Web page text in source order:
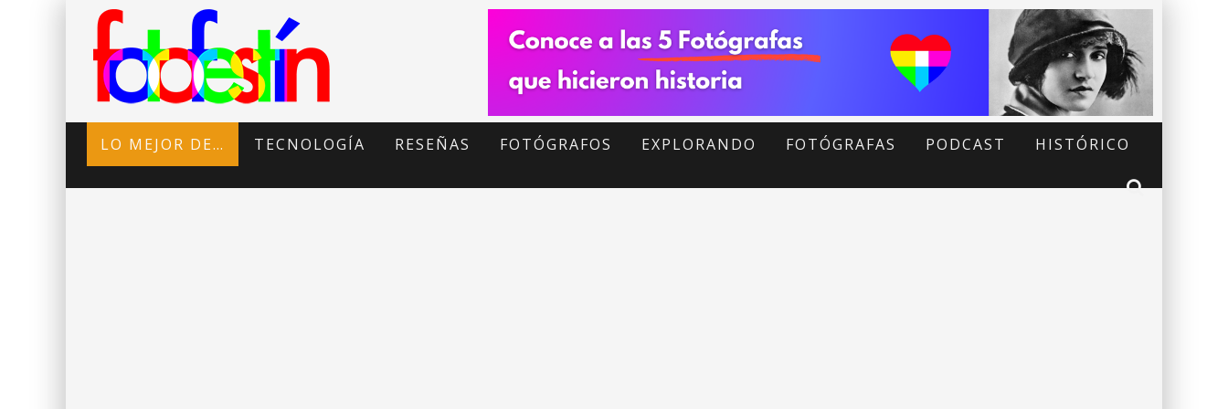
LO MEJOR DE… TECNOLOGÍA RESEÑAS FOTÓGRAFOS EXPLORANDO FOTÓGRAFAS PODCAST HISTÓRICO